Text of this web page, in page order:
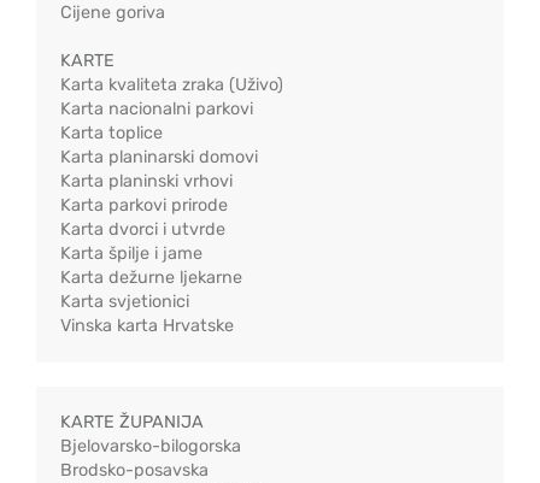
Cijene goriva
KARTE
Karta kvaliteta zraka (Uživo)
Karta nacionalni parkovi
Karta toplice
Karta planinarski domovi
Karta planinski vrhovi
Karta parkovi prirode
Karta dvorci i utvrde
Karta špilje i jame
Karta dežurne ljekarne
Karta svjetionici
Vinska karta Hrvatske
KARTE ŽUPANIJA
Bjelovarsko-bilogorska
Brodsko-posavska